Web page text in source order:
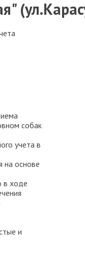
собак
учета в
на основе
в ходе
и